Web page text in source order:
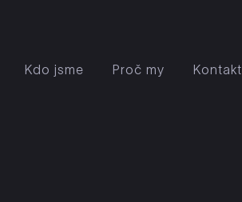
Kdo jsme Proč my Kontakt